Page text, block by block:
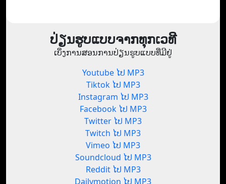
ປ່ຽນຮູບແບບຈາກທຸກເວທີ
ເບິ່ງການສອນການປ່ຽນຮູບແບບທີ່ມີຢູ່
Youtube ໄປ MP3
Tiktok ໄປ MP3
Instagram ໄປ MP3
Facebook ໄປ MP3
Twitter ໄປ MP3
Twitch ໄປ MP3
Vimeo ໄປ MP3
Soundcloud ໄປ MP3
Reddit ໄປ MP3
Dailymotion ໄປ MP3